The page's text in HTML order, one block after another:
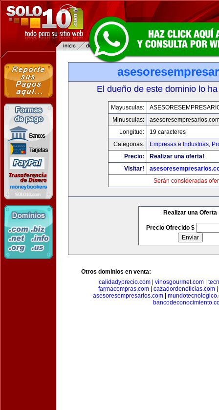
El dueño de este dominio lo
Mayusculas:
Minusculas:
Longitud:
19 caracteres
Categorias:
Empresas e Industrias,
Precio:
Realizar una oferta!
Visitar!
Serán consideradas
Realizar una Oferta
Precio Ofrecido $
Otros dominios en venta:
calidadyprecio.com
vinosgourmet.com
farmacompras.com
cazadordenoticias.com
asesoresempresarios.com